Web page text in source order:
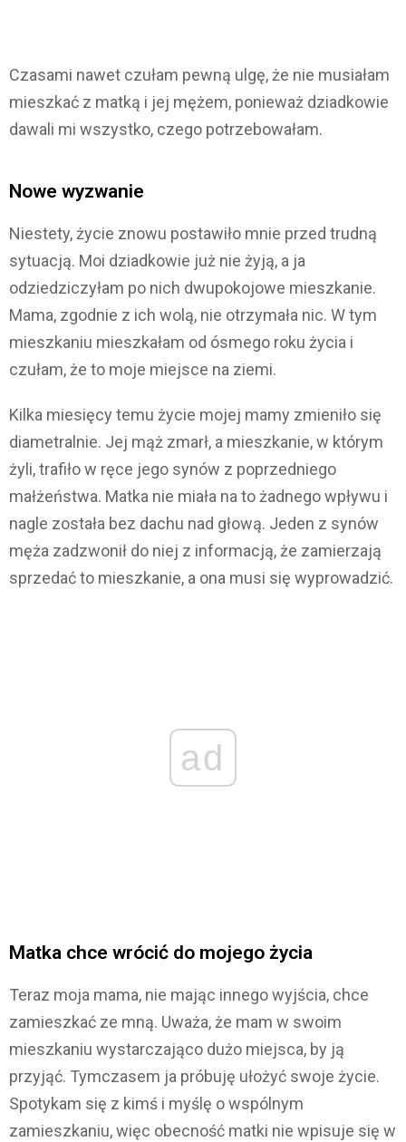
Czasami nawet czułam pewną ulgę, że nie musiałam
mieszkać z matką i jej mężem, ponieważ dziadkowie
dawali mi wszystko, czego potrzebowałam.
Nowe wyzwanie
Niestety, życie znowu postawiło mnie przed trudną
sytuacją. Moi dziadkowie już nie żyją, a ja
odziedziczyłam po nich dwupokojowe mieszkanie.
Mama, zgodnie z ich wolą, nie otrzymała nic. W tym
mieszkaniu mieszkałam od ósmego roku życia i
czułam, że to moje miejsce na ziemi.
Kilka miesięcy temu życie mojej mamy zmieniło się
diametralnie. Jej mąż zmarł, a mieszkanie, w którym
żyli, trafiło w ręce jego synów z poprzedniego
małżeństwa. Matka nie miała na to żadnego wpływu i
nagle została bez dachu nad głową. Jeden z synów
męża zadzwonił do niej z informacją, że zamierzają
sprzedać to mieszkanie, a ona musi się wyprowadzić.
ad
Matka chce wrócić do mojego życia
Teraz moja mama, nie mając innego wyjścia, chce
zamieszkać ze mną. Uważa, że mam w swoim
mieszkaniu wystarczająco dużo miejsca, by ją
przyjąć. Tymczasem ja próbuję ułożyć swoje życie.
Spotykam się z kimś i myślę o wspólnym
zamieszkaniu, więc obecność matki nie wpisuje się w